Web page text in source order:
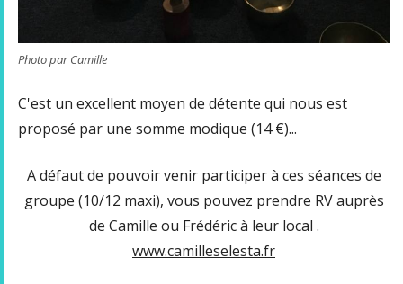
Photo par Camille
C'est un excellent moyen de détente qui nous est
proposé par une somme modique (14 €)...
A défaut de pouvoir venir participer à ces séances de
groupe (10/12 maxi), vous pouvez prendre RV auprès
de Camille ou Frédéric à leur local .
www.camilleselesta.fr